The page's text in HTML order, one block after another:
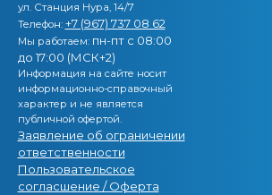
ул. Станция Нура, 14/7
Телефон: +7 (967) 737 08 62
Мы работаем: пн-пт с 08:00
до 17:00 (МСК+2)
Информация на сайте носит
информационно-справочный
характер и не является
публичной офертой.
Заявление об ограничении
ответственности
Пользовательское
согласшение / Оферта